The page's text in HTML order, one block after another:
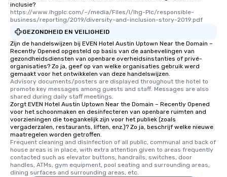
inclusie?
https://www.ihgplc.com/~/media/Files/I/Ihg-Plc/responsible-
business/reporting/2019/diversity-and-inclusion-story-2019.pdf
GEZONDHEID EN VEILIGHEID
Zijn de handelswijzen bij EVEN Hotel Austin Uptown Near the Domain –
Recently Opened opgesteld op basis van de aanbevelingen van
gezondheidsdiensten van openbare overheidsinstanties of privé-
organisaties? Zo ja, geef op van welke organisaties gebruik werd
gemaakt voor het ontwikkelen van deze handelswijzen.
Advisory documents/posters are displayed throughout the hotel to
promote key messages among guests and staff. Messages are also
shared during daily staff meetings.
Zorgt EVEN Hotel Austin Uptown Near the Domain – Recently Opened
voor het schoonmaken en desinfecteren van openbare ruimten and
voorzieningen die toegankelijk zijn voor het publiek (zoals
vergaderzalen, restaurants, liften, enz.)? Zo ja, beschrijf welke nieuwe
maatregelen worden getroffen.
Frequent cleaning and disinfection of all public, communal and back of
house areas is in place, with extra attention given to areas frequently
contacted such as elevator buttons, handrails, switches, door
handles, ATMs, gym equipment, pool seating and surrounding areas,
dining surfaces and surrounding areas, etc.